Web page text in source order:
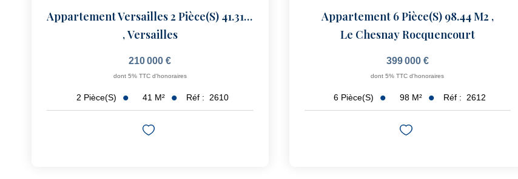
Appartement Versailles 2 Pièce(s) 41.31 M2
,Versailles
210 000 €
dont 5% TTC d'honoraires
2 Pièce(s) 41 M² Réf : 2610
Appartement 6 Pièce(s) 98.44 M2 ,
Le Chesnay Rocquencourt
399 000 €
dont 5% TTC d'honoraires
6 Pièce(s) 98 M² Réf : 2612